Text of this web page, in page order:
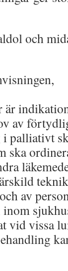
och
är
av
i palliativt
ska
av
vid vissa